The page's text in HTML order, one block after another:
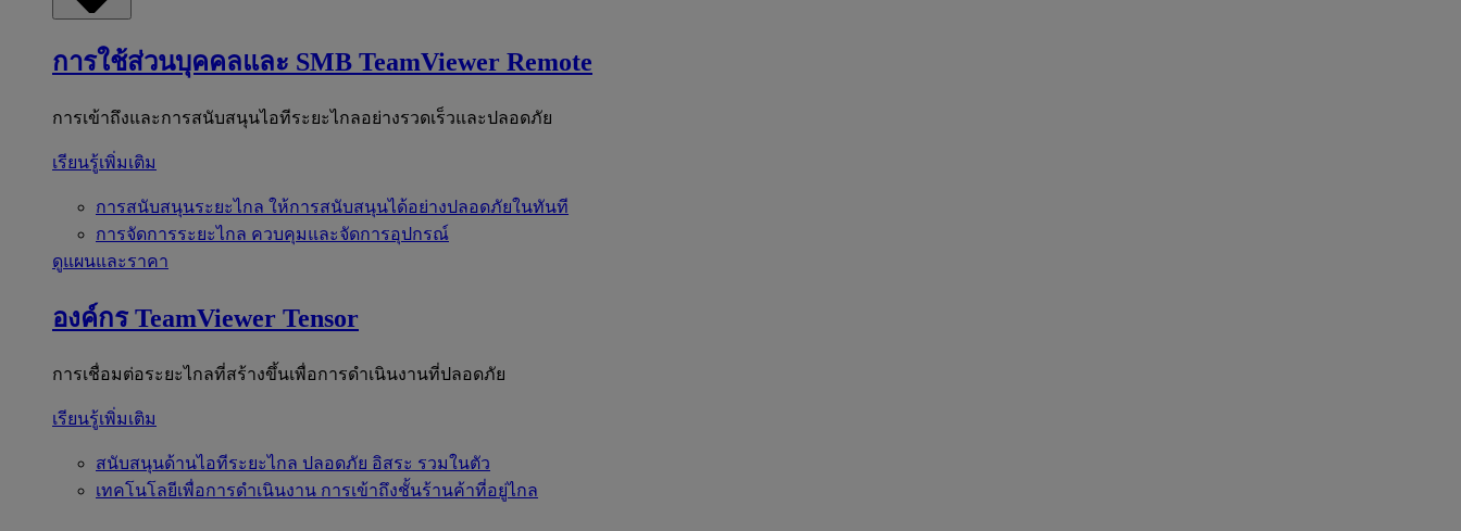
การใช้ส่วนบุคคลและ SMB TeamViewer Remote
การเข้าถึงและการสนับสนุนไอทีระยะไกลอย่างรวดเร็วและปลอดภัย
เรียนรู้เพิ่มเติม
การสนับสนุนระยะไกล ให้การสนับสนุนได้อย่างปลอดภัยในทันที
การจัดการระยะไกล ควบคุมและจัดการอุปกรณ์
ดูแผนและราคา
องค์กร TeamViewer Tensor
การเชื่อมต่อระยะไกลที่สร้างขึ้นเพื่อการดำเนินงานที่ปลอดภัย
เรียนรู้เพิ่มเติม
สนับสนุนด้านไอทีระยะไกล ปลอดภัย อิสระ รวมในตัว
เทคโนโลยีเพื่อการดำเนินงาน การเข้าถึงชั้นร้านค้าที่อยู่ไกล